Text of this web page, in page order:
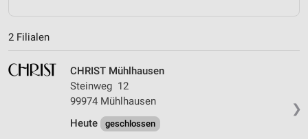
2 Filialen
❯
CHRIST Mühlhausen
Steinweg 12
99974 Mühlhausen
Heute
geschlossen